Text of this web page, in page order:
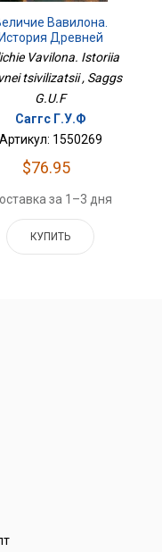
Вавилона.
История Древней
Цивилизации
Vavilona. Istoriia
tsivilizatsii , Saggs
G.U.F
Саггс Г.У.Ф
Артикул: 1550269
$76.95
за 1–3 дня
КУПИТЬ